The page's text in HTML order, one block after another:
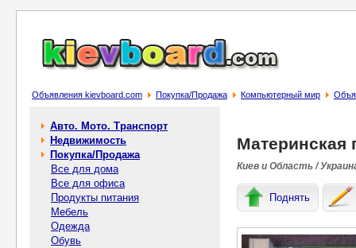
Объявления kievboard.com Покупка/Продажа Компьютерный мир
Авто. Мото. Транспорт
Недвижимость
Покупка/Продажа
Все для дома
Все для офиса
Продукты питания
Мебель
Одежда
Обувь
Материнская
Киев и Область /
Поднять